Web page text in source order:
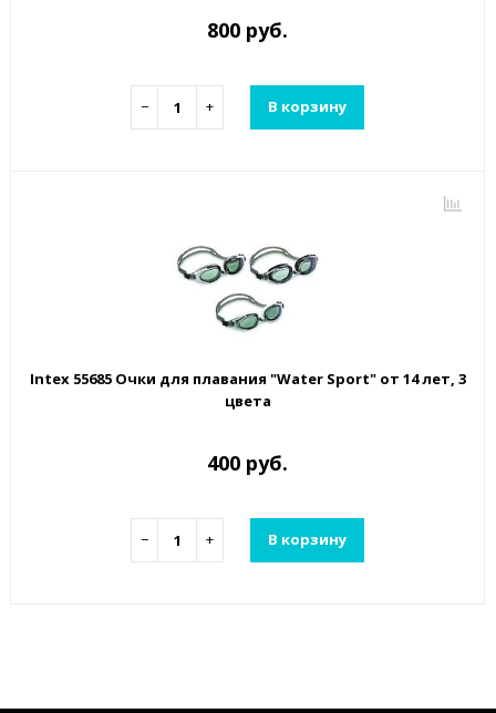
800 руб.
− + В корзину
Intex 55685 Очки для плавания "Water Sport" от 14 лет, 3
цвета
400 руб.
− + В корзину